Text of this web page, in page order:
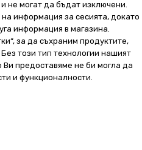
не могат да бъдат изключени.
информация за сесията, докато
информация в магазина.
за да съхраним продуктите,
този тип технологии нашият
Ви предоставяме не би могла да
и функционалности.